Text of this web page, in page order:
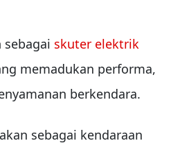
sebagai skuter elektrik
memadukan performa,
berkendara.
sebagai kendaraan